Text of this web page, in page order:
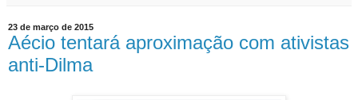
23 de março de 2015
Aécio tentará aproximação com ativistas
anti-Dilma